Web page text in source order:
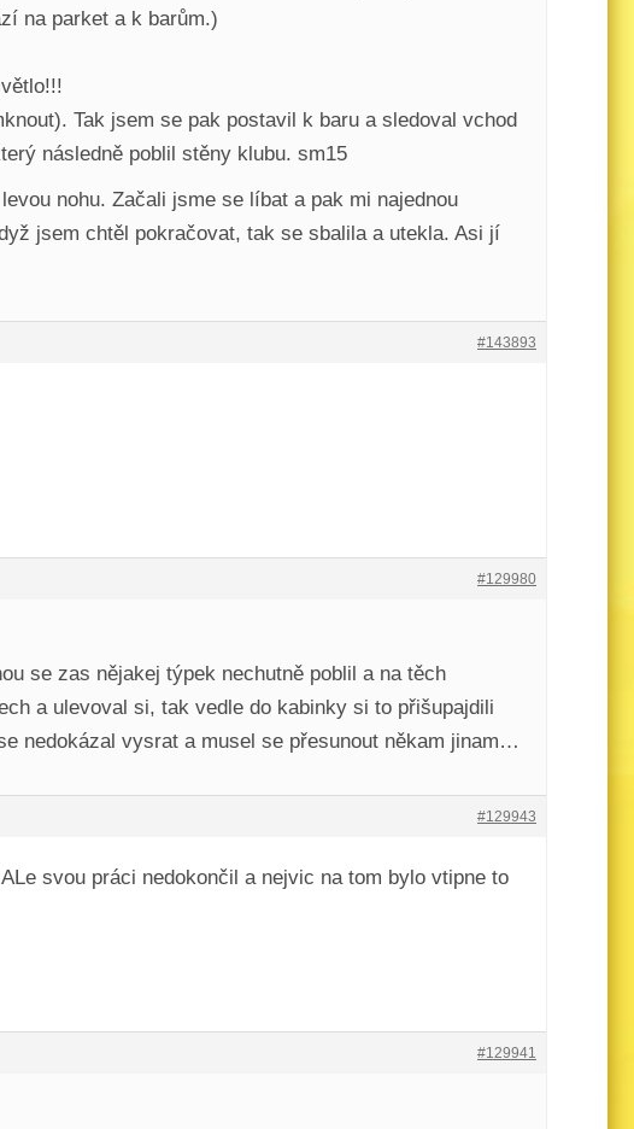
na parket a k barům.)
Tak jsem se pak postavil k baru a sledoval vchod
následně poblil stěny klubu. sm15
nohu. Začali jsme se líbat a pak mi najednou
jsem chtěl pokračovat, tak se sbalila a utekla. Asi jí
#143893
#129980
se zas nějakej týpek nechutně poblil a na těch
a ulevoval si, tak vedle do kabinky si to přišupajdili
nedokázal vysrat a musel se přesunout někam jinam…
#129943
svou práci nedokončil a nejvic na tom bylo vtipne to
#129941